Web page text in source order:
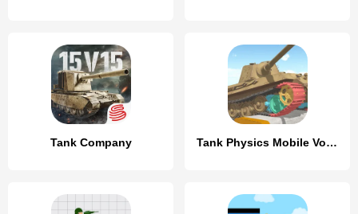
Tank Company Tank Physics Mobile Vol.3